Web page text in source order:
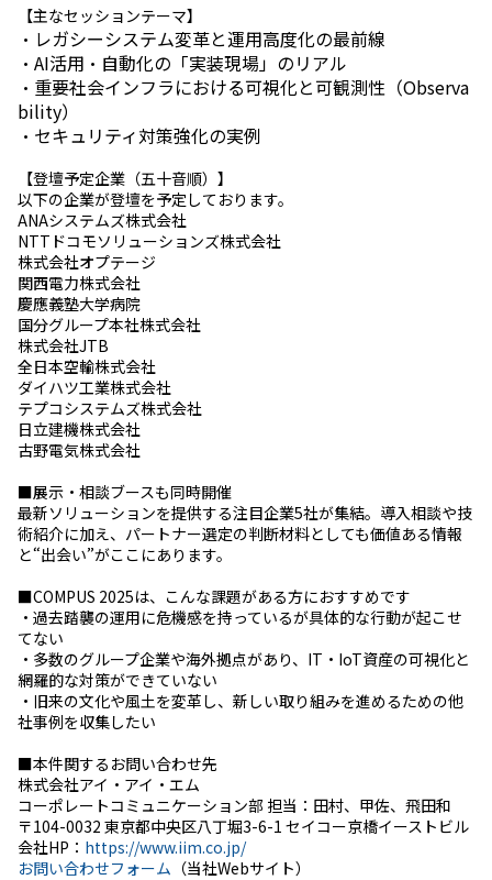
【主なセッションテーマ】
・レガシーシステム変革と運用高度化の最前線
・AI活用・自動化の「実装現場」のリアル
・重要社会インフラにおける可視化と可観測性（Observa
bility）
・セキュリティ対策強化の実例
【登壇予定企業（五十音順）】
以下の企業が登壇を予定しております。
ANAシステムズ株式会社
NTTドコモソリューションズ株式会社
株式会社オプテージ
関西電力株式会社
慶應義塾大学病院
国分グループ本社株式会社
株式会社JTB
全日本空輸株式会社
ダイハツ工業株式会社
テプコシステムズ株式会社
日立建機株式会社
古野電気株式会社
■展示・相談ブースも同時開催
最新ソリューションを提供する注目企業5社が集結。導入相談や技
術紹介に加え、パートナー選定の判断材料としても価値ある情報
と“出会い”がここにあります。
■COMPUS 2025は、こんな課題がある方におすすめです
・過去踏襲の運用に危機感を持っているが具体的な行動が起こせ
てない
・多数のグループ企業や海外拠点があり、IT・IoT資産の可視化と
網羅的な対策ができていない
・旧来の文化や風土を変革し、新しい取り組みを進めるための他
社事例を収集したい
■本件関するお問い合わせ先
株式会社アイ・アイ・エム
コーポレートコミュニケーション部 担当：田村、甲佐、飛田和
〒104-0032 東京都中央区八丁堀3-6-1 セイコー京橋イーストビル
会社HP： https://www.iim.co.jp/
お問い合わせフォーム （当社Webサイト）